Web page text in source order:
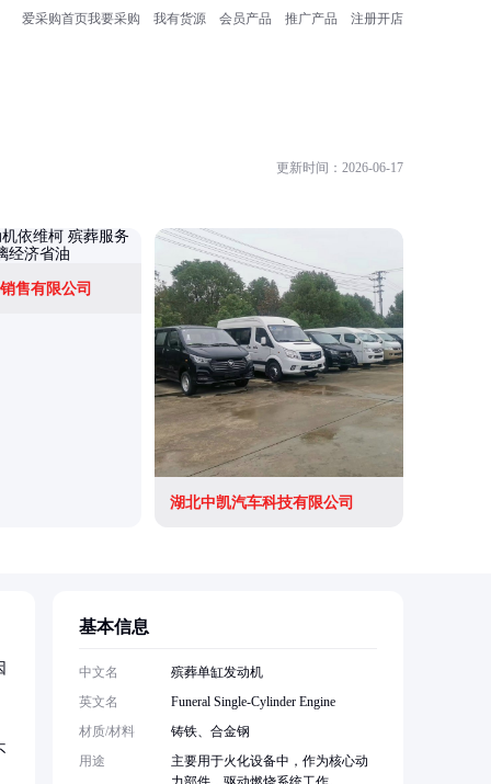
爱采购首页我要采购 我有货源 会员产品 推广产品 注册开店
更新时间：2026-06-17
售有限公司
湖北中凯汽车科技有限公司
基本信息
中文名
殡葬单缸发动机
英文名
Funeral Single-Cylinder Engine
材质/材料
铸铁、合金钢
用途
主要用于火化设备中，作为核心动